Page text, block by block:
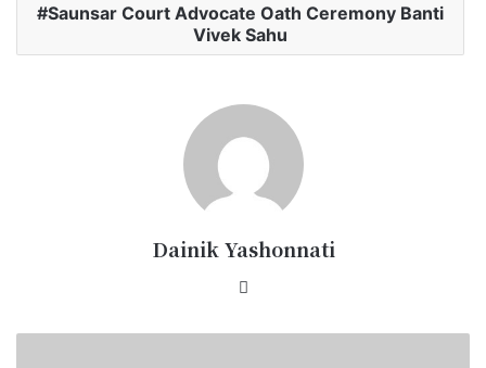
Saunsar Court Advocate Oath Ceremony Banti
Vivek Sahu
Dainik Yashonnati